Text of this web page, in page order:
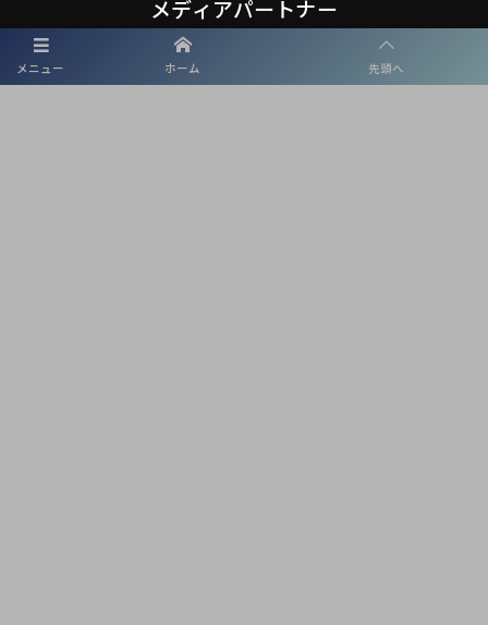
メニュー ホーム 先頭へ
メディアパートナー